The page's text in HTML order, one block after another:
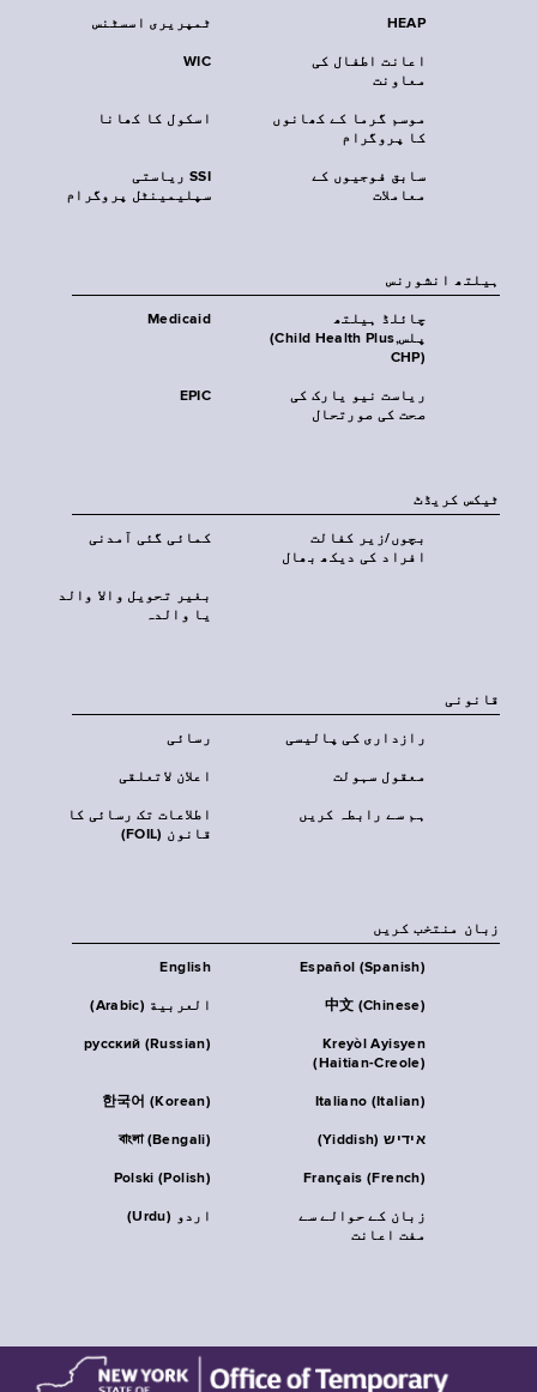
ٹمپریری اسسٹنس HEAP
WIC
اعانت اطفال کی
معاونت
اسکول کا کھانا
موسم گرما کے کھانوں
کا پروگرام
SSI ریاستی
سپلیمینٹل پروگرام
سابق فوجیوں کے
معاملات
‏ہیلتھ انشورنس
Medicaid
چائلڈ ہیلتھ
پلس‎(Child Health Plus,
CHP)‎
EPIC
ریاست نیو یارک کی
صحت کی صورتحال
ٹیکس کریڈٹ
کمائی گئی آمدنی
بچوں/زیر کفالت
افراد کی دیکھ بھال
بغیر تحویل والا والد
یا والدہ
قانونی
رسائی رازداری کی پالیسی
اعلان لاتعلقی معقول سہولت
اطلاعات تک رسائی کا
قانون (FOIL)
ہم سے رابطہ کریں
زبان منتخب کریں
English Español (Spanish)
العربية (Arabic) 中文 (Chinese)
русский (Russian)
Kreyòl Ayisyen
(Haitian-Creole)
한국어 (Korean) Italiano (Italian)
বাংলা (Bengali) אידיש (Yiddish)
Polski (Polish) Français (French)
اردو (Urdu)
زبان کے حوالے سے
مفت اعانت